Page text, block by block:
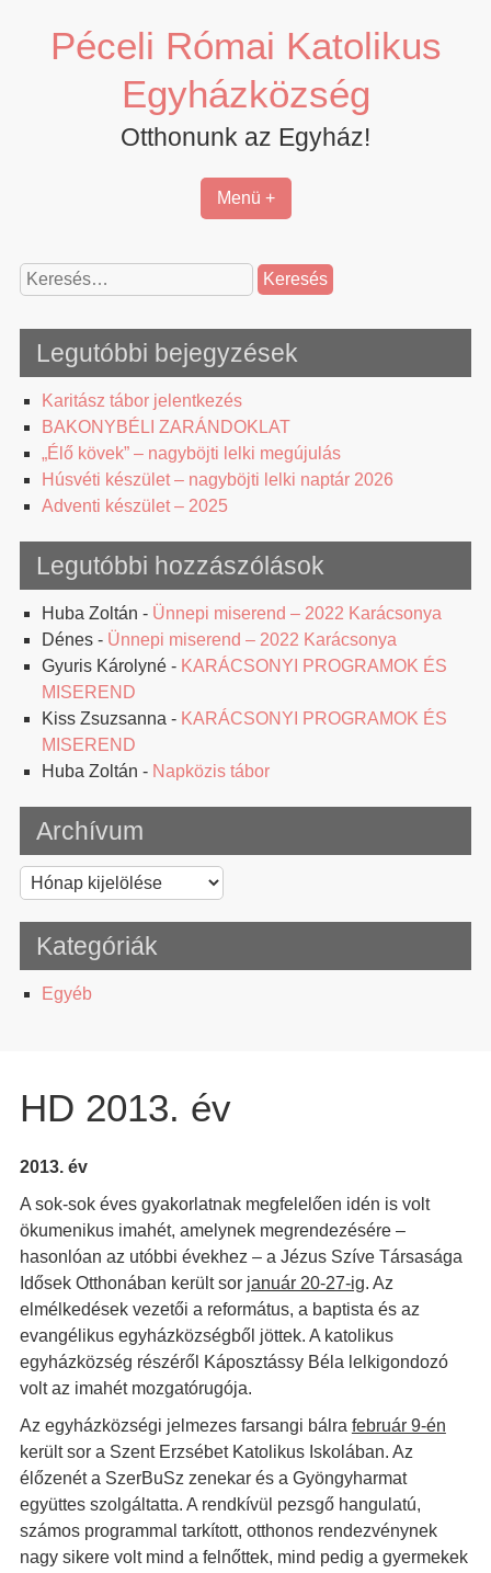
contentPéceli Római Katolikus
Egyházközség
Otthonunk az Egyház!
Menü +
Keresés:
Legutóbbi bejegyzések
Karitász tábor jelentkezés
BAKONYBÉLI ZARÁNDOKLAT
„Élő kövek” – nagyböjti lelki megújulás
Húsvéti készület – nagyböjti lelki naptár 2026
Adventi készület – 2025
Legutóbbi hozzászólások
Huba Zoltán - Ünnepi miserend – 2022 Karácsonya
Dénes- Ünnepi miserend – 2022 Karácsonya
Gyuris Károlyné- KARÁCSONYI PROGRAMOK ÉS
MISEREND
Kiss Zsuzsanna - KARÁCSONYI PROGRAMOK ÉS
MISEREND
Huba Zoltán - Napközis tábor
Archívum
Archívum
Kategóriák
Egyéb
HD 2013. év
2013. év
A sok-sok éves gyakorlatnak megfelelően idén is volt
ökumenikus imahét, amelynek megrendezésére –
hasonlóan az utóbbi évekhez – a Jézus Szíve Társasága
Idősek Otthonában került sor január 20-27-ig. Az
elmélkedések vezetői a református, a baptista és az
evangélikus egyházközségből jöttek. A katolikus
egyházközség részéről Káposztássy Béla lelkigondozó
volt az imahét mozgatórugója.
Az egyházközségi jelmezes farsangi bálra február 9-én
került sor a Szent Erzsébet Katolikus Iskolában. Az
élőzenét a SzerBuSz zenekar és a Gyöngyharmat
együttes szolgáltatta. A rendkívül pezsgő hangulatú,
számos programmal tarkított, otthonos rendezvénynek
nagy sikere volt mind a felnőttek, mind pedig a gyermekek